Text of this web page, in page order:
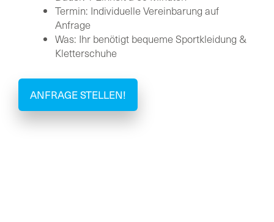
Termin: Individuelle Vereinbarung auf
Anfrage
Was: Ihr benötigt bequeme Sportkleidung &
Kletterschuhe
ANFRAGE STELLEN!